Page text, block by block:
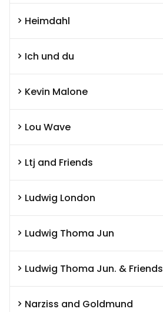
Heimdahl
Ich und du
Kevin Malone
Lou Wave
Ltj and Friends
Ludwig London
Ludwig Thoma Jun
Ludwig Thoma Jun. & Friends
Narziss and Goldmund